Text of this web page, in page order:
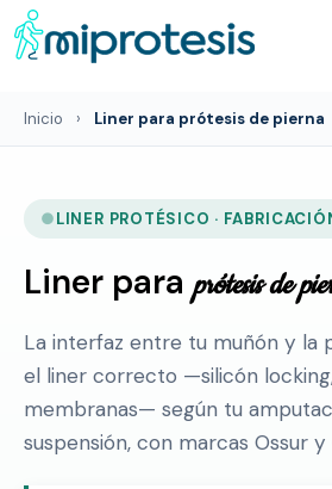
Inicio › Liner para prótesis de pierna
LINER PROTÉSICO ·
Liner paraprótesis de
La interfaz entre tu muñón y la
el liner correcto —silicón
membranas— según tu
suspensión, con marcas Ossur